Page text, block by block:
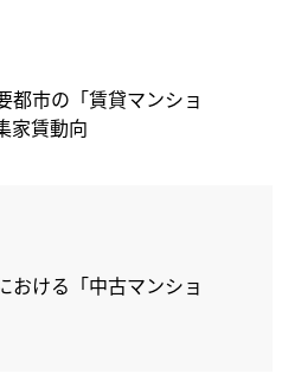
都市の「賃貸マンショ
家賃動向
おける「中古マンショ